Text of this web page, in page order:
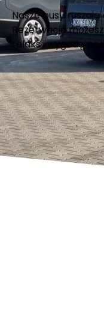
Nasze busy
Rezerwację
relaks i wygodę